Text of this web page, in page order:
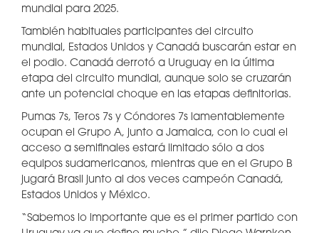
mundial para 2025.
También habituales participantes del circuito
mundial, Estados Unidos y Canadá buscarán estar en
el podio. Canadá derrotó a Uruguay en la última
etapa del circuito mundial, aunque solo se cruzarán
ante un potencial choque en las etapas definitorias.
Pumas 7s, Teros 7s y Cóndores 7s lamentablemente
ocupan el Grupo A, junto a Jamaica, con lo cual el
acceso a semifinales estará limitado sólo a dos
equipos sudamericanos, mientras que en el Grupo B
jugará Brasil junto al dos veces campeón Canadá,
Estados Unidos y México.
“Sabemos lo importante que es el primer partido con